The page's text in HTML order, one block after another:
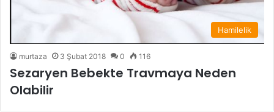
Hamilelik
murtaza 3 Şubat 2018 0 116
Sezaryen Bebekte Travmaya Neden
Olabilir